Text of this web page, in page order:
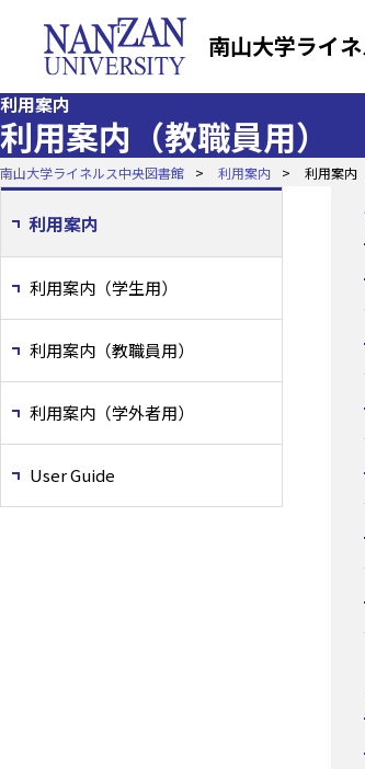
南山大学ライ
利用案内
利用案内（教職員用）
南山大学ライネルス中央図書館 利用案内 利用案内
利用案内
利用案内（学生用）
利用案内（教職員用）
利用案内（学外者用）
User Guide